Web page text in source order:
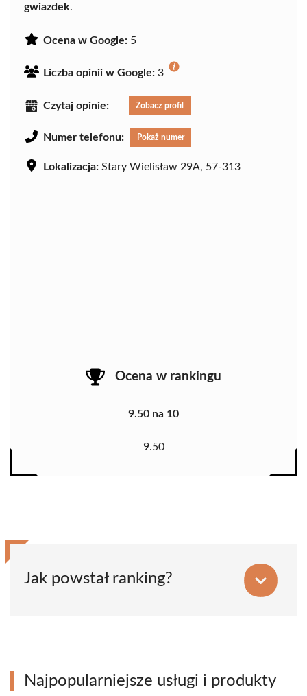
gwiazdek.
Ocena w Google: 5
Liczba opinii w Google: 3
Czytaj opinie: Zobacz profil
Numer telefonu: Pokaż numer
Lokalizacja: Stary Wielisław 29A, 57-313
Ocena w rankingu
9.50 na 10
9.50
Jak powstał ranking?
Najpopularniejsze usługi i produkty